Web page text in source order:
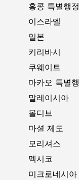
홍콩 특별행
이스라엘
일본
키리바시
쿠웨이트
마카오 특별
말레이시아
몰디브
마셜 제도
모리셔스
멕시코
미크로네시